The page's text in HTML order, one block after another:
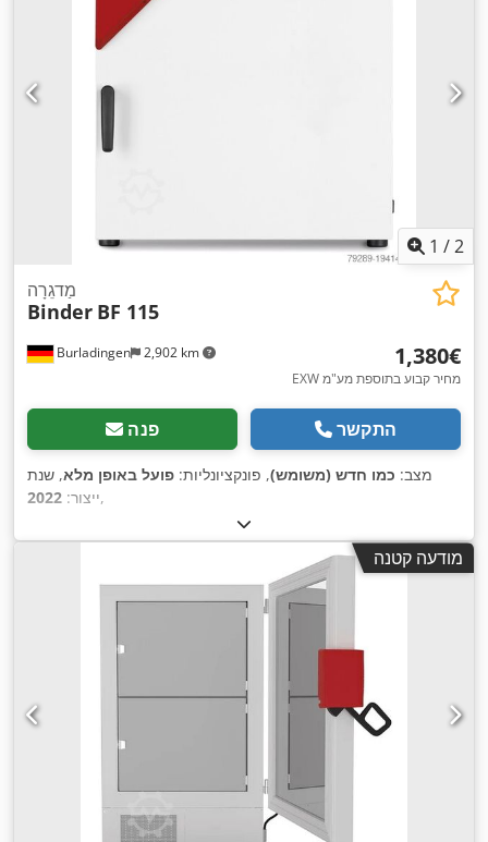
1 /2
Burladingen 2,902 km
מַדגֵרָה
Binder BF 115
‏1,380 ‏€
EXW מחיר קבוע בתוספת מע"מ
פנה התקשר
מצב: כמו חדש (משומש), פונקציונליות: פועל באופן מלא, שנת
ייצור: 2022 ,
מודעה קטנה